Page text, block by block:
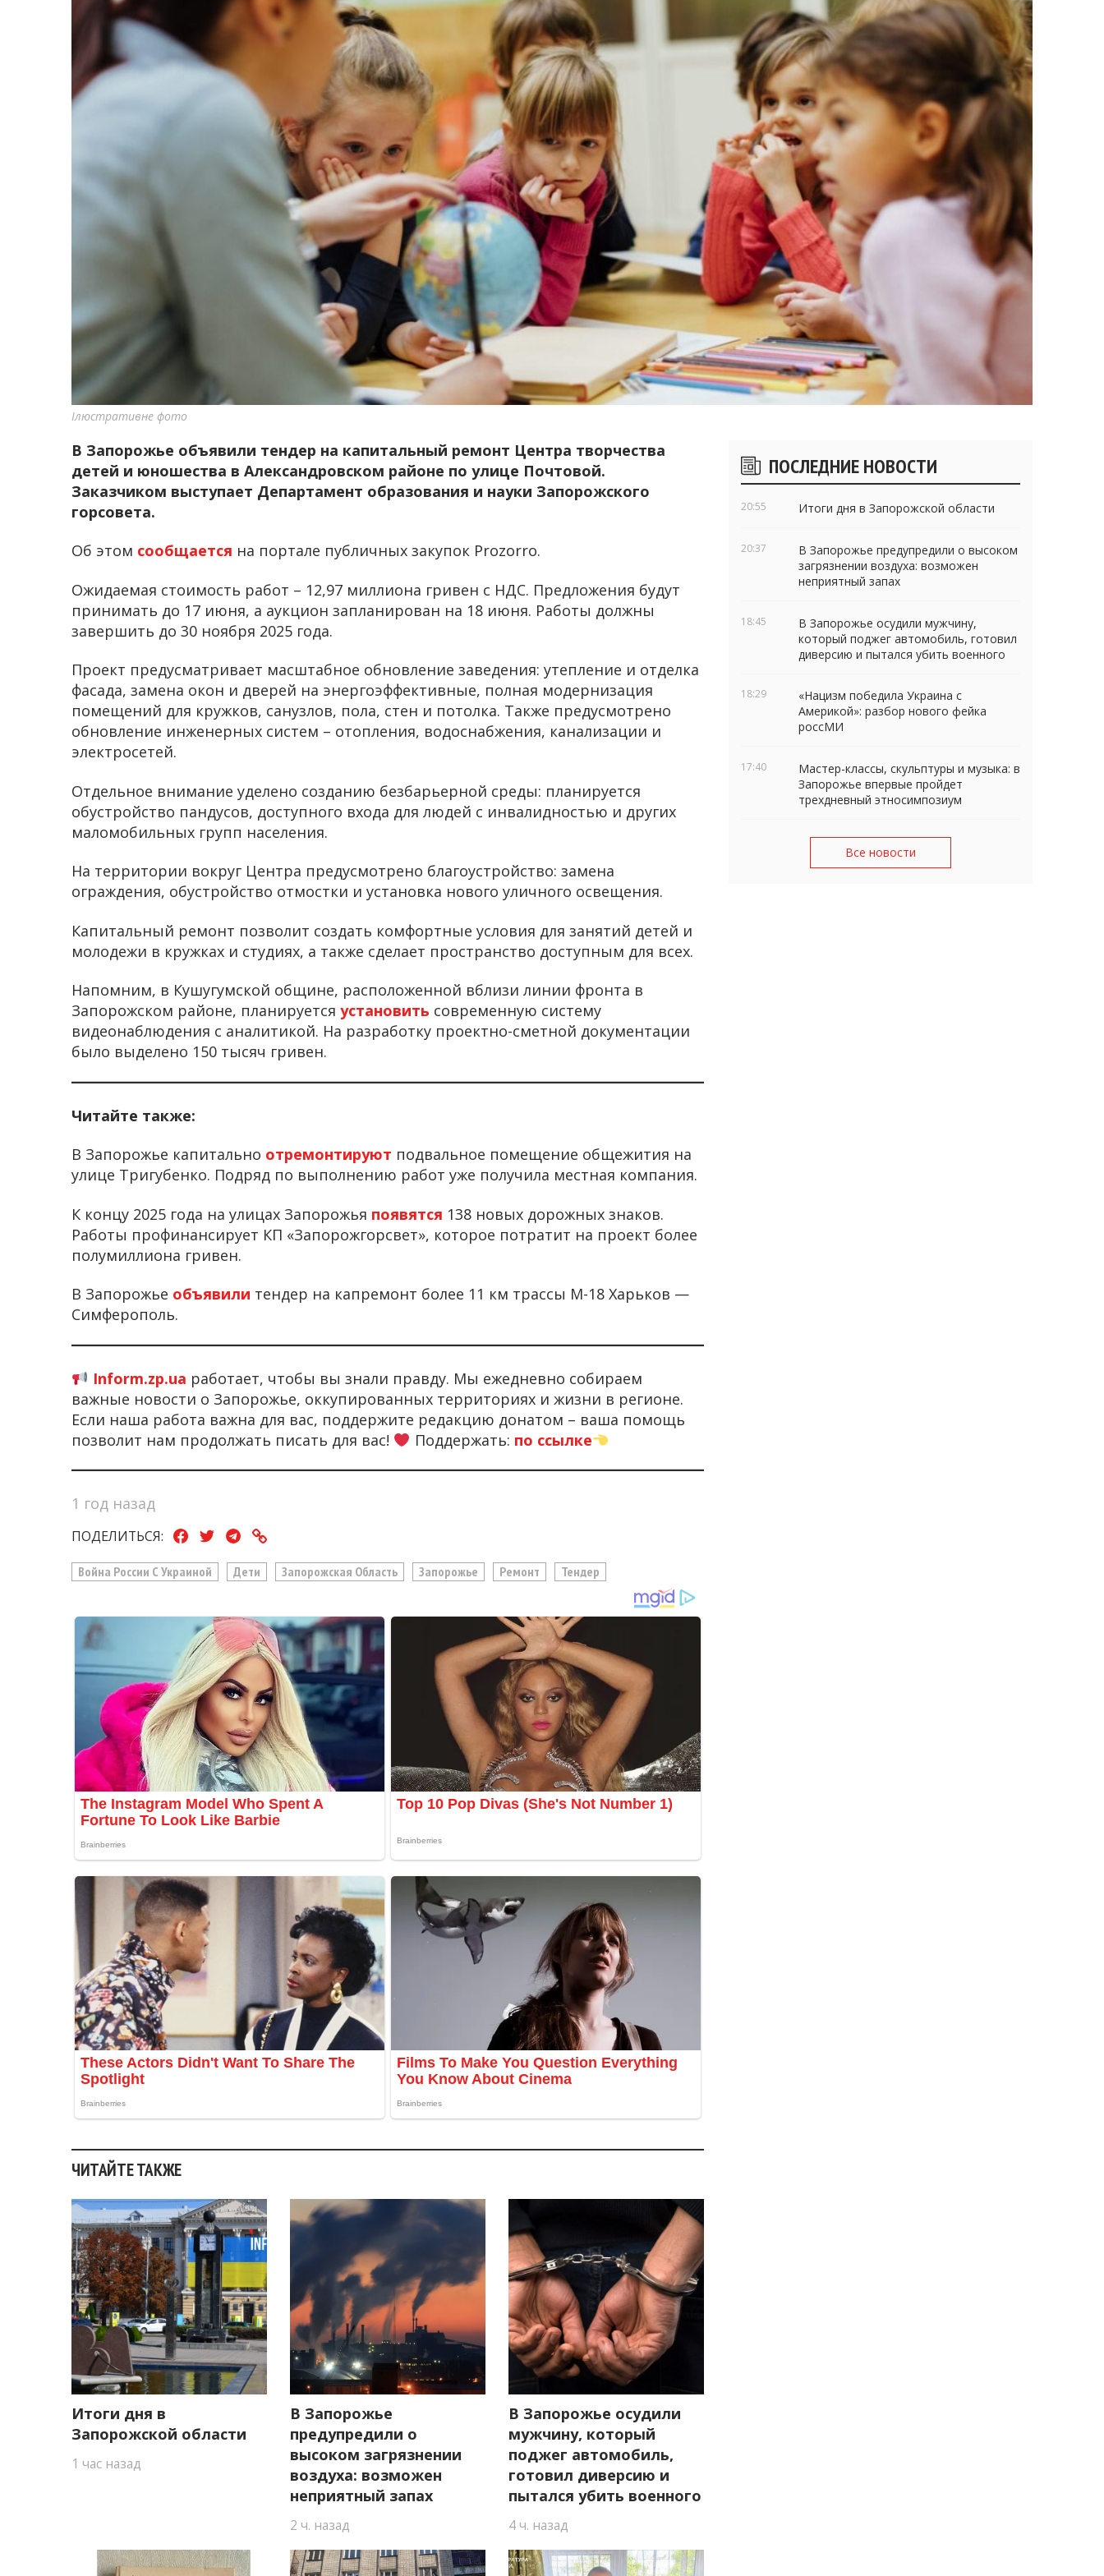
Ілюстративне фото
В Запорожье объявили тендер на капитальный ремонт Центра творчества
детей и юношества в Александровском районе по улице Почтовой.
Заказчиком выступает Департамент образования и науки Запорожского
горсовета.
Об этом сообщается на портале публичных закупок Prozorro.
Ожидаемая стоимость работ – 12,97 миллиона гривен с НДС. Предложения будут
принимать до 17 июня, а аукцион запланирован на 18 июня. Работы должны
завершить до 30 ноября 2025 года.
Проект предусматривает масштабное обновление заведения: утепление и отделка
фасада, замена окон и дверей на энергоэффективные, полная модернизация
помещений для кружков, санузлов, пола, стен и потолка. Также предусмотрено
обновление инженерных систем – отопления, водоснабжения, канализации и
электросетей.
Отдельное внимание уделено созданию безбарьерной среды: планируется
обустройство пандусов, доступного входа для людей с инвалидностью и других
маломобильных групп населения.
На территории вокруг Центра предусмотрено благоустройство: замена
ограждения, обустройство отмостки и установка нового уличного освещения.
Капитальный ремонт позволит создать комфортные условия для занятий детей и
молодежи в кружках и студиях, а также сделает пространство доступным для всех.
Напомним, в Кушугумской общине, расположенной вблизи линии фронта в
Запорожском районе, планируется установить современную систему
видеонаблюдения с аналитикой. На разработку проектно-сметной документации
было выделено 150 тысяч гривен.
Читайте также:
В Запорожье капитально отремонтируют подвальное помещение общежития на
улице Тригубенко. Подряд по выполнению работ уже получила местная компания.
К концу 2025 года на улицах Запорожья появятся 138 новых дорожных знаков.
Работы профинансирует КП «Запорожгорсвет», которое потратит на проект более
полумиллиона гривен.
В Запорожье объявили тендер на капремонт более 11 км трассы М-18 Харьков —
Симферополь.
Inform.zp.ua работает, чтобы вы знали правду. Мы ежедневно собираем
важные новости о Запорожье, оккупированных территориях и жизни в регионе.
Если наша работа важна для вас, поддержите редакцию донатом – ваша помощь
позволит нам продолжать писать для вас!
Поддержать: по ссылке
1 год назад
ПОДЕЛИТЬСЯ:
Война России С Украиной Дети Запорожская Область Запорожье Ремонт Тендер
ЧИТАЙТЕ ТАКЖЕ
Итоги дня в
Запорожской области
1 час назад
В Запорожье
предупредили о
высоком загрязнении
воздуха: возможен
неприятный запах
2 ч. назад
В Запорожье осудили
мужчину, который
поджег автомобиль,
готовил диверсию и
пытался убить военного
4 ч. назад
Боковые
виджеты
ПОСЛЕДНИЕ НОВОСТИ
20:55 Итоги дня в Запорожской области
20:37
В Запорожье предупредили о высоком
загрязнении воздуха: возможен
неприятный запах
18:45
В Запорожье осудили мужчину,
который поджег автомобиль, готовил
диверсию и пытался убить военного
18:29
«Нацизм победила Украина с
Америкой»: разбор нового фейка
россМИ
17:40
Мастер-классы, скульптуры и музыка: в
Запорожье впервые пройдет
трехдневный этносимпозиум
Все новости